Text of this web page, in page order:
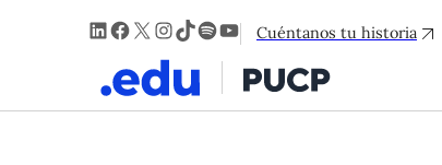
LinkedIn
Facebook
X Instagram
TikTok
Spotify
YouTube
Cuéntanos tu historia